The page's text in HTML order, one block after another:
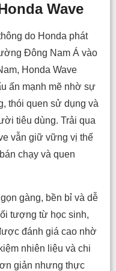
Wave
do Honda phát
Đông Nam Á vào
Honda Wave
ấn mạnh mẽ nhờ sự
thói quen sử dụng và
tiêu dùng. Trải qua
vẫn giữ vững vị thế
chạy và quen
gàng, bền bỉ và dễ
tượng từ học sinh,
đánh giá cao nhờ
nhiên liệu và chi
giản nhưng thực